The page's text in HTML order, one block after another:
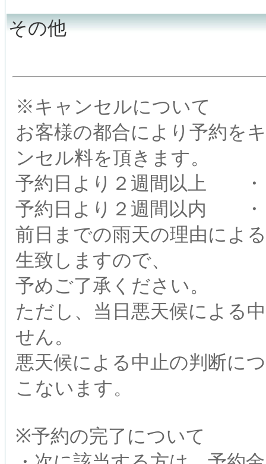
その他
※キャンセルについて
お客様の都合により予約を
ンセル料を頂きます。
予約日より２週間以上 ・
予約日より２週間以内 ・
前日までの雨天の理由によ
生致しますので、
予めご了承ください。
ただし、当日悪天候による
せん。
悪天候による中止の判断に
こないます。
※予約の完了について